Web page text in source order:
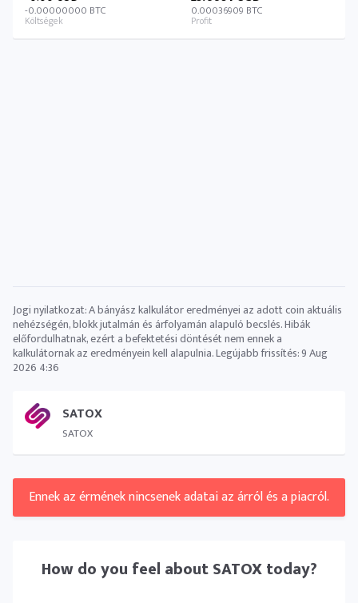
SATOX
SATOX
Ennek az érmének nincsenek adatai az árról és a piacról.
How do you feel aboutSATOXtoday?
-0.00000000 BTC 0.00036909 BTC
Jogi nyilatkozat: A bányász ​​kalkulátor eredményei az adott coin aktuális
nehézségén, blokk jutalmán és árfolyamán alapuló becslés. Hibák
előfordulhatnak, ezért a befektetési döntését nem ennek a
kalkulátornak az eredményein kell alapulnia. Legújabb frissítés:9 Aug
2026 4:36